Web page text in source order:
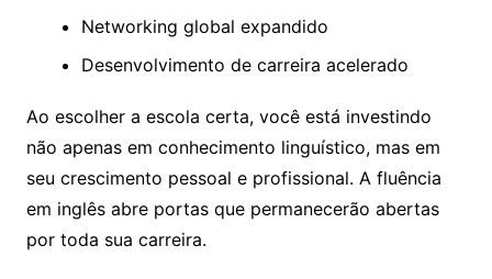
Networking global expandido
Desenvolvimento de carreira acelerado
Ao escolher a escola certa, você está investindo
não apenas em conhecimento linguístico, mas em
seu crescimento pessoal e profissional. A fluência
em inglês abre portas que permanecerão abertas
por toda sua carreira.